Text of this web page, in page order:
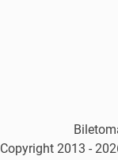
Copyright 2013 -